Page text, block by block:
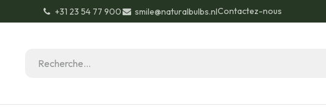
+31 23 54 77 900 smile@naturalbulbs.nlContactez-nous